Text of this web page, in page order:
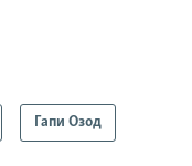
Гапи Озод